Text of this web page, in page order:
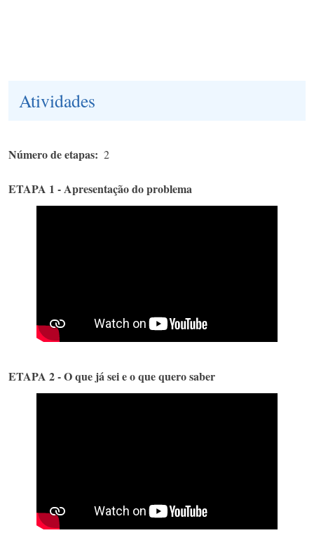
Atividades
Número de etapas 2
ETAPA 1 - Apresentação do problema
ETAPA 2 - O que já sei e o que quero saber